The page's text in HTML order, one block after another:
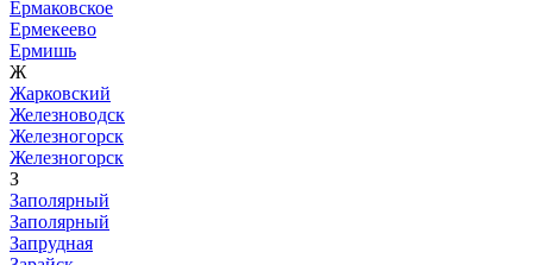
Ермаковское
Ермекеево
Ермишь
Ж
Жарковский
Железноводск
Железногорск
Железногорск
З
Заполярный
Заполярный
Запрудная